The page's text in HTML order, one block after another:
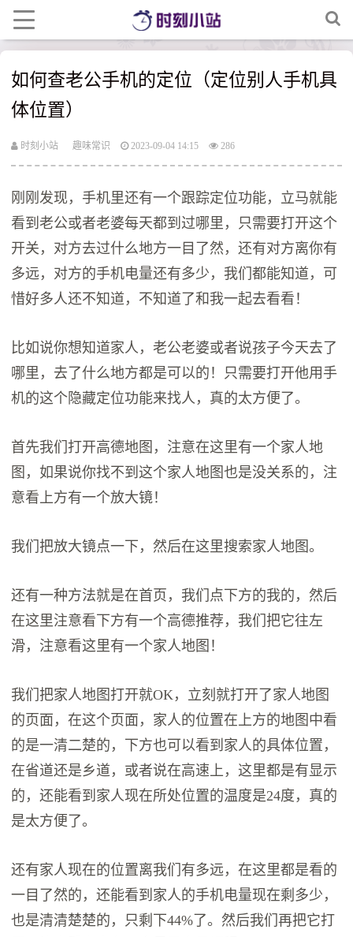
如何查老公手机的定位（定位别人手机具
体位置）
时刻小站 趣味常识 2023-09-04 14:15 286
刚刚发现，手机里还有一个跟踪定位功能，立马就能
看到老公或者老婆每天都到过哪里，只需要打开这个
开关，对方去过什么地方一目了然，还有对方离你有
多远，对方的手机电量还有多少，我们都能知道，可
惜好多人还不知道，不知道了和我一起去看看！
比如说你想知道家人，老公老婆或者说孩子今天去了
哪里，去了什么地方都是可以的！只需要打开他用手
机的这个隐藏定位功能来找人，真的太方便了。
首先我们打开高德地图，注意在这里有一个家人地
图，如果说你找不到这个家人地图也是没关系的，注
意看上方有一个放大镜！
我们把放大镜点一下，然后在这里搜索家人地图。
还有一种方法就是在首页，我们点下方的我的，然后
在这里注意看下方有一个高德推荐，我们把它往左
滑，注意看这里有一个家人地图！
我们把家人地图打开就OK，立刻就打开了家人地图
的页面，在这个页面，家人的位置在上方的地图中看
的是一清二楚的，下方也可以看到家人的具体位置，
在省道还是乡道，或者说在高速上，这里都是有显示
的，还能看到家人现在所处位置的温度是24度，真的
是太方便了。
还有家人现在的位置离我们有多远，在这里都是看的
一目了然的，还能看到家人的手机电量现在剩多少，
也是清清楚楚的，只剩下44%了。然后我们再把它打